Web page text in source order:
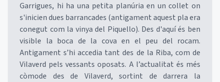
Garrigues, hi ha una petita planúria en un collet on
s'inicien dues barrancades (antigament aquest pla era
conegut com la vinya del Piquello). Des d'aquí és ben
visible la boca de la cova en el peu del rocam.
Antigament s’hi accedia tant des de la Riba, com de
Vilaverd pels vessants oposats. A l’actualitat és més
còmode des de Vilaverd, sortint de darrera la